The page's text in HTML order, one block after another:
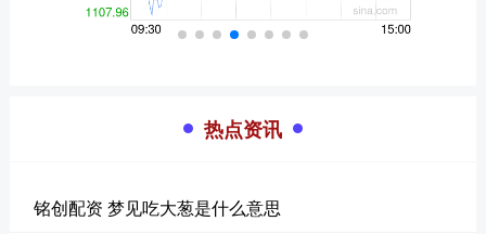
热点资讯
铭创配资 梦见吃大葱是什么意思